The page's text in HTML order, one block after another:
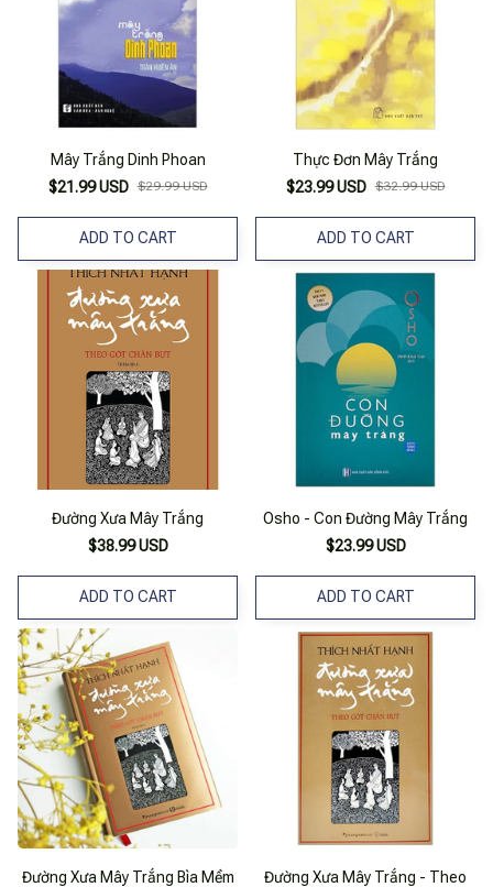
Mây Trắng Dinh Phoan
$21.99 USD $29.99 USD
ADD TO CART
Thực Đơn Mây Trắng
$23.99 USD $32.99 USD
ADD TO CART
Đường Xưa Mây Trắng
$38.99 USD
ADD TO CART
Osho - Con Đường Mây Trắng
$23.99 USD
ADD TO CART
Đường Xưa Mây Trắng Bìa Mềm Đường Xưa Mây Trắng - Theo